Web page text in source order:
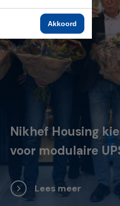
Akkoord
Nikhef Housing
voor modulaire
Lees meer